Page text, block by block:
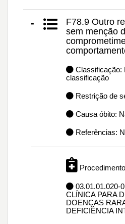
-
F78.9 Outro
sem menção
Classificação:
classificação
Restrição de
Causa óbito:
Referências:
03.01.01.020-
CLÍNICA PARA
DOENÇAS
DEFICIÊNCIA